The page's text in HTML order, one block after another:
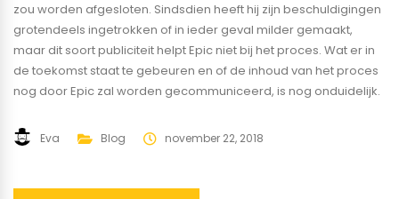
zou worden afgesloten. Sindsdien heeft hij zijn beschuldigingen
grotendeels ingetrokken of in ieder geval milder gemaakt,
maar dit soort publiciteit helpt Epic niet bij het proces. Wat er in
de toekomst staat te gebeuren en of de inhoud van het proces
nog door Epic zal worden gecommuniceerd, is nog onduidelijk.
Eva Blog november 22, 2018